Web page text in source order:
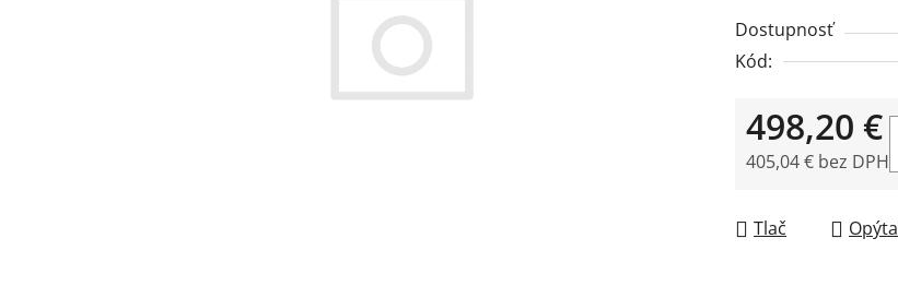
Dostupnosť
Kód:
498,20 €
405,04 € bez DPH
Tlač